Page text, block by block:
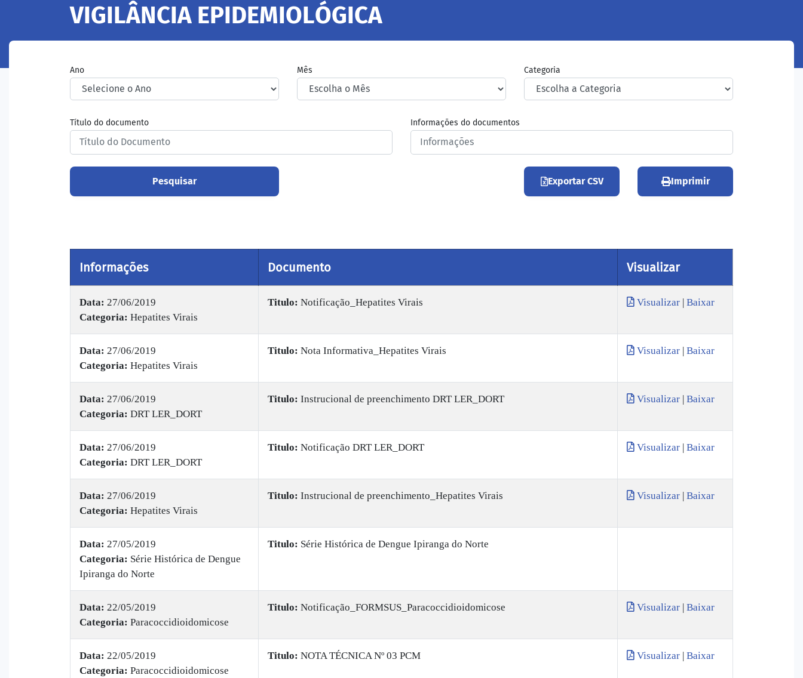
VIGILÂNCIA EPIDEMIOLÓGICA
Ano Mês Categoria
Título do documento Informações do documentos
Pesquisar Exportar CSV Imprimir
Informações Documento Visualizar
Data: 27/06/2019
Categoria: Hepatites Virais
Titulo: Notificação_Hepatites Virais Visualizar | Baixar
Data: 27/06/2019
Categoria: Hepatites Virais
Titulo: Nota Informativa_Hepatites Virais Visualizar | Baixar
Data: 27/06/2019
Categoria: DRT LER_DORT
Titulo: Instrucional de preenchimento DRT LER_DORT Visualizar | Baixar
Data: 27/06/2019
Categoria: DRT LER_DORT
Titulo: Notificação DRT LER_DORT Visualizar | Baixar
Data: 27/06/2019
Categoria: Hepatites Virais
Titulo: Instrucional de preenchimento_Hepatites Virais Visualizar | Baixar
Data: 27/05/2019
Categoria: Série Histórica de Dengue
Ipiranga do Norte
Titulo: Série Histórica de Dengue Ipiranga do Norte
Data: 22/05/2019
Categoria: Paracoccidioidomicose
Titulo: Notificação_FORMSUS_Paracoccidioidomicose Visualizar | Baixar
Data: 22/05/2019
Categoria: Paracoccidioidomicose
Titulo: NOTA TÉCNICA Nº 03 PCM Visualizar | Baixar